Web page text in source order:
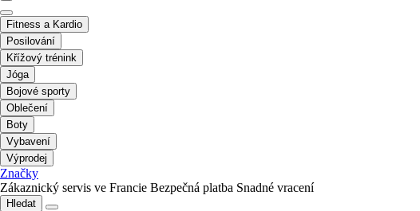
Fitness a Kardio
Posilování
Křížový trénink
Jóga
Bojové sporty
Oblečení
Boty
Vybavení
Výprodej
Značky
Zákaznický servis ve Francie Bezpečná platba Snadné vracení
Hledat